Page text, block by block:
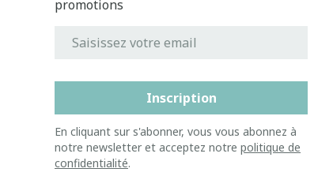
promotions
Inscription
En cliquant sur s'abonner, vous vous abonnez à
notre newsletter et acceptez notrepolitique de
confidentialité.